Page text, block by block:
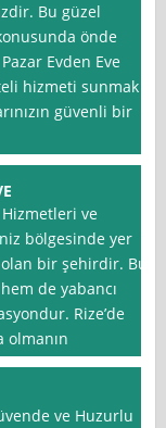
Bu güzel
önde
Evden Eve
hizmeti sunmak
güvenli bir
Hizmetleri ve
bölgesinde yer
bir şehirdir. Bu
de yabancı
Rize’de
olmanın
ve Huzurlu